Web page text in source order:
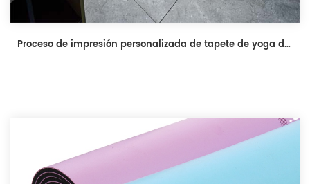
Proceso de impresión personalizada de tapete de yoga de gamuza